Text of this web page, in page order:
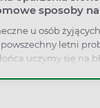
sposoby
u osób
letni
uczymy się na